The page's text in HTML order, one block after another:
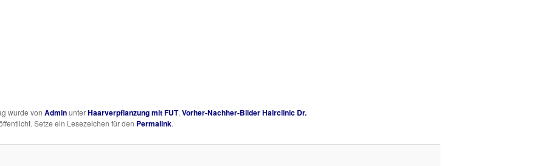
wurde von AdminunterHaarverpflanzung mit FUT,Vorher-Nachher-Bilder Hairclinic Dr.
Setze ein Lesezeichen für den Permalink.